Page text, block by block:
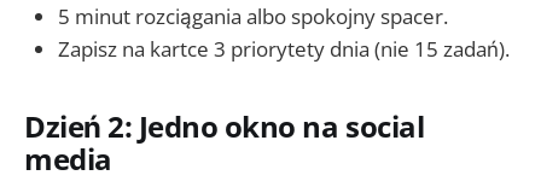
5 minut rozciągania albo spokojny spacer.
Zapisz na kartce 3 priorytety dnia (nie 15 zadań).
Dzień 2: Jedno okno na social
media